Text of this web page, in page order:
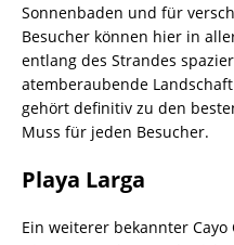
Sonnenbaden und für
Besucher können hier in
entlang des Strandes
atemberaubende
gehört definitiv zu den
Muss für jeden Besucher.
Playa Larga
Ein weiterer bekannter Cayo